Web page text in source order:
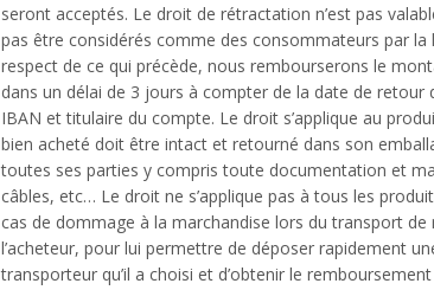
seront acceptés. Le droit de rétractation n’est pas
pas être considérés comme des consommateurs par la
respect de ce qui précède, nous rembourserons le
dans un délai de 3 jours à compter de la date de retour
IBAN et titulaire du compte. Le droit s’applique au
bien acheté doit être intact et retourné dans son
toutes ses parties y compris toute documentation et
câbles, etc… Le droit ne s’applique pas à tous les
cas de dommage à la marchandise lors du transport
l’acheteur, pour lui permettre de déposer rapidement
transporteur qu’il a choisi et d’obtenir le